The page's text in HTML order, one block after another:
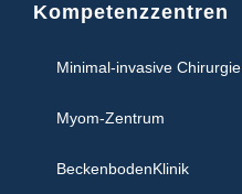
Kompetenzzentren
Minimal-invasive Chirurgie
Myom-Zentrum
BeckenbodenKlinik